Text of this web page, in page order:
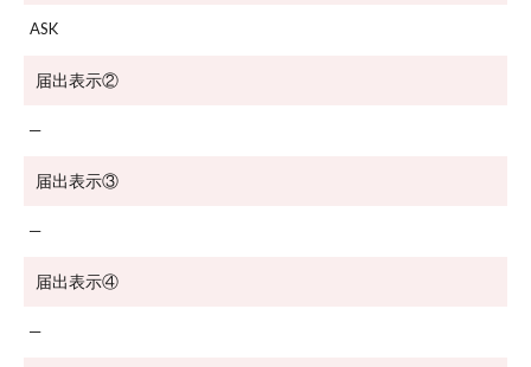
ASK
届出表示②
─
届出表示③
─
届出表示④
─